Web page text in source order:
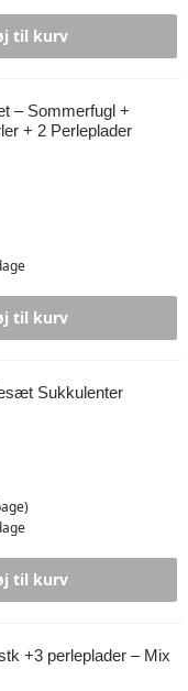
til kurv
– Sommerfugl +
+ 2 Perleplader
til kurv
Sukkulenter
til kurv
+3 perleplader – Mix